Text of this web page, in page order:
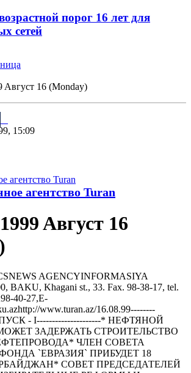
порог 16 лет для
сетей
Aвгуст 16 (Monday)
15:09
агентство Turan
Aвгуст 16
AGENCYINFORMASIYA
BAKU, Khagani st., 33. Fax. 98-38-17, tel.
40-27,E-
www.turan.az/16.08.99--------
- I---------------------* НЕФТЯНОЙ
ЗАДЕРЖАТЬ СТРОИТЕЛЬСТВО
ЧЛЕH СОВЕТА
`ЕВРАЗИЯ` ПРИБУДЕТ 18
СОВЕТ ПРЕДСЕДАТЕЛЕЙ